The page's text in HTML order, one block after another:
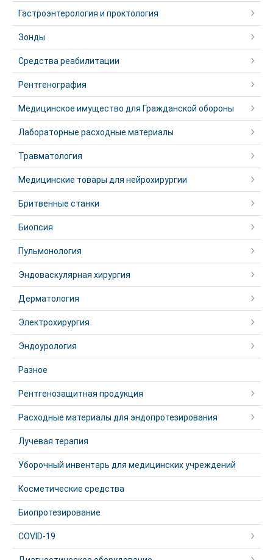
Гастроэнтерология и проктология
Зонды
Средства реабилитации
Рентгенография
Медицинское имущество для Гражданской обороны
Лабораторные расходные материалы
Травматология
Медицинские товары для нейрохирургии
Бритвенные станки
Биопсия
Пульмонология
Эндоваскулярная хирургия
Дерматология
Электрохирургия
Эндоурология
Разное
Рентгенозащитная продукция
Расходные материалы для эндопротезирования
Лучевая терапия
Уборочный инвентарь для медицинских учреждений
Косметические средства
Биопротезирование
COVID-19